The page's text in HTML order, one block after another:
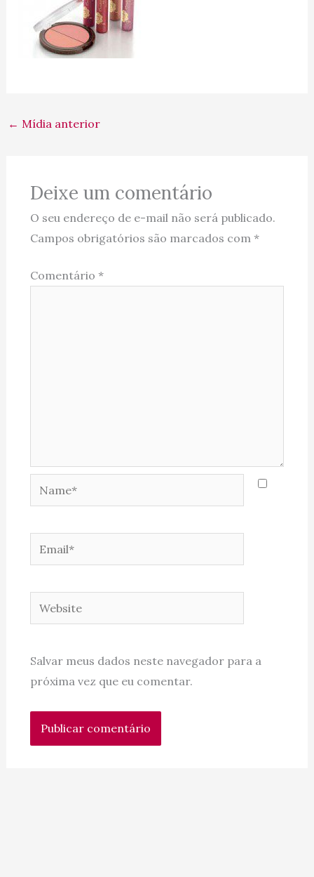
← Mídia anterior
Deixe um comentário
O seu endereço de e-mail não será publicado.
Campos obrigatórios são marcados com *
Comentário *
Name*
Email*
Website
Salvar meus dados neste navegador para a
próxima vez que eu comentar.